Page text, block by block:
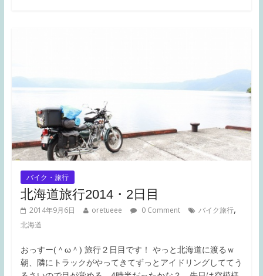
バイク・旅行
北海道旅行2014・2日目
2014年9月6日 oretueee 0 Comment バイク旅行,
北海道
おっすー(＾ω＾) 旅行２日目です！ やっと北海道に渡るｗ
朝、隣にトラックがやってきてずっとアイドリングしててう